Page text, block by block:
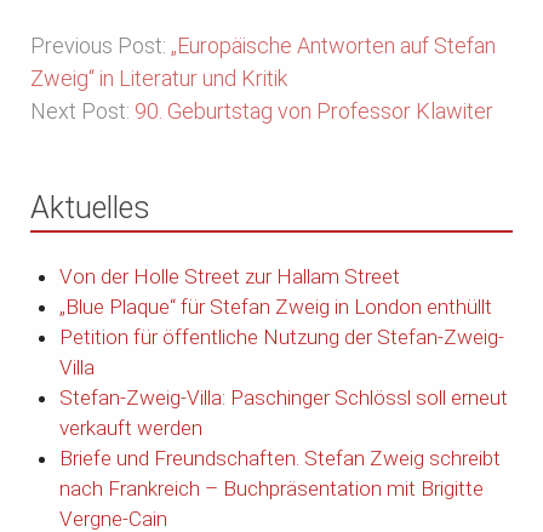
Previous Post: „Europäische Antworten auf Stefan
Zweig“ in Literatur und Kritik
Next Post: 90. Geburtstag von Professor Klawiter
Aktuelles
Von der Holle Street zur Hallam Street
„Blue Plaque“ für Stefan Zweig in London enthüllt
Petition für öffentliche Nutzung der Stefan-Zweig-
Villa
Stefan-Zweig-Villa: Paschinger Schlössl soll erneut
verkauft werden
Briefe und Freundschaften. Stefan Zweig schreibt
nach Frankreich – Buchpräsentation mit Brigitte
Vergne-Cain